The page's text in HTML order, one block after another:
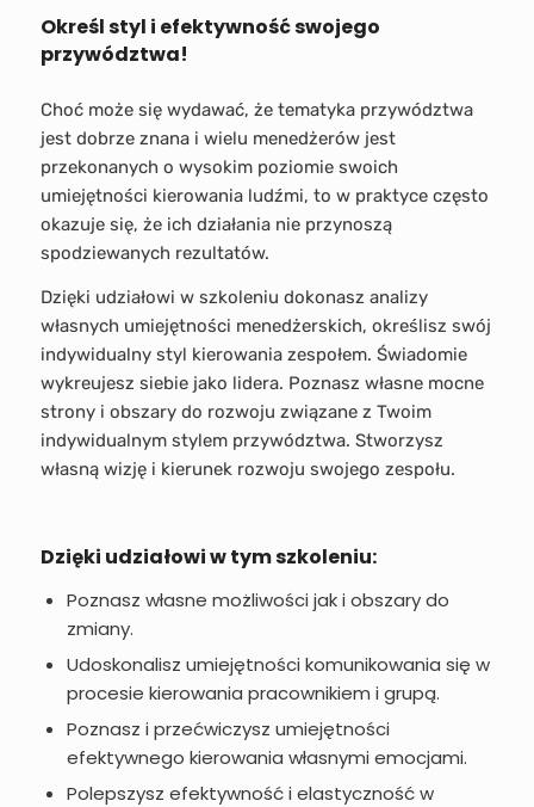
Określ styl i efektywność swojego
przywództwa!
Choć może się wydawać, że tematyka przywództwa
jest dobrze znana i wielu menedżerów jest
przekonanych o wysokim poziomie swoich
umiejętności kierowania ludźmi, to w praktyce często
okazuje się, że ich działania nie przynoszą
spodziewanych rezultatów.
Dzięki udziałowi w szkoleniu dokonasz analizy
własnych umiejętności menedżerskich, określisz swój
indywidualny styl kierowania zespołem. Świadomie
wykreujesz siebie jako lidera. Poznasz własne mocne
strony i obszary do rozwoju związane z Twoim
indywidualnym stylem przywództwa. Stworzysz
własną wizję i kierunek rozwoju swojego zespołu.
Dzięki udziałowi w tym szkoleniu:
Poznasz własne możliwości jak i obszary do
zmiany.
Udoskonalisz umiejętności komunikowania się w
procesie kierowania pracownikiem i grupą.
Poznasz i przećwiczysz umiejętności
efektywnego kierowania własnymi emocjami.
Polepszysz efektywność i elastyczność w